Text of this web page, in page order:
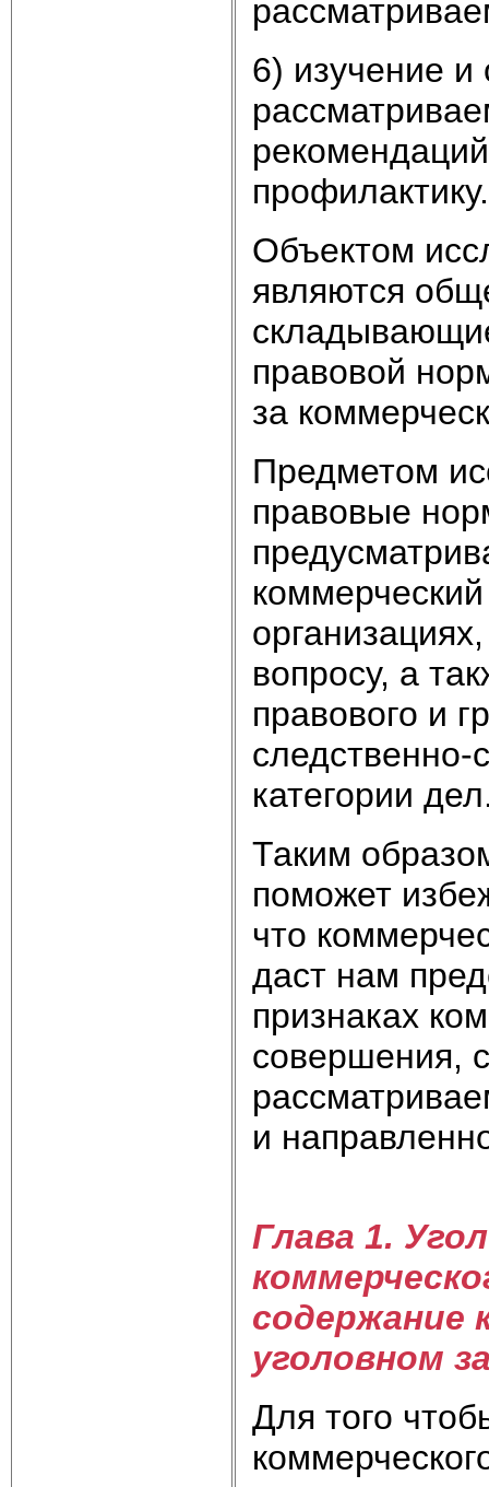
6) изучение
профилактику.
Объектом
являются
правовой
за
Предметом
правовые
вопросу, а
правового и
следственно-
категории
Таким
поможет
что
даст нам
признаках
совершения,
и
Глава 1.
содержание
уголовном
Для того